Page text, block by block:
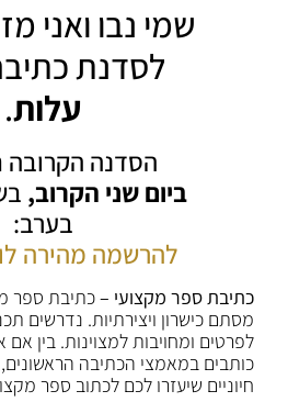
שמי נבו ואני
לסדנת
עלות.
הסדנה הקרובה
ביום שני הקרוב,
בערב:
להרשמה מהירה
כתיבת ספר מקצועי –כתיבת ספר
מסתם כישרון ויצירתיות. נדרשים
לפרטים ומחויבות למצוינות. בין
כותבים במאמצי הכתיבה
חיוניים שיעזרו לכם לכתוב ספר